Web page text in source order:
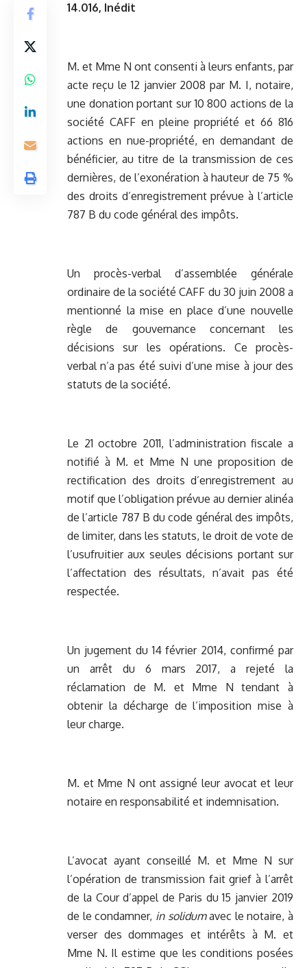
14.016, Inédit
M. et Mme N ont consenti à leurs enfants, par
acte reçu le 12 janvier 2008 par M. I, notaire,
une donation portant sur 10 800 actions de la
société CAFF en pleine propriété et 66 816
actions en nue-propriété, en demandant de
bénéficier, au titre de la transmission de ces
dernières, de l’exonération à hauteur de 75 %
des droits d’enregistrement prévue à l’article
787 B du code général des impôts.
Un procès-verbal d’assemblée générale
ordinaire de la société CAFF du 30 juin 2008 a
mentionné la mise en place d’une nouvelle
règle de gouvernance concernant les
décisions sur les opérations. Ce procès-
verbal n’a pas été suivi d’une mise à jour des
statuts de la société.
Le 21 octobre 2011, l’administration fiscale a
notifié à M. et Mme N une proposition de
rectification des droits d’enregistrement au
motif que l’obligation prévue au dernier alinéa
de l’article 787 B du code général des impôts,
de limiter, dans les statuts, le droit de vote de
l’usufruitier aux seules décisions portant sur
l’affectation des résultats, n’avait pas été
respectée.
Un jugement du 14 février 2014, confirmé par
un arrêt du 6 mars 2017, a rejeté la
réclamation de M. et Mme N tendant à
obtenir la décharge de l’imposition mise à
leur charge.
M. et Mme N ont assigné leur avocat et leur
notaire en responsabilité et indemnisation.
L’avocat ayant conseillé M. et Mme N sur
l’opération de transmission fait grief à l’arrêt
de la Cour d’appel de Paris du 15 janvier 2019
de le condamner, in solidumavec le notaire, à
verser des dommages et intérêts à M. et
Mme N. Il estime que les conditions posées